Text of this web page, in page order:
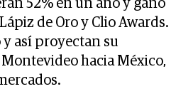
52% en un año y ganó
de Oro y Clio Awards.
y así proyectan su
hacia México,